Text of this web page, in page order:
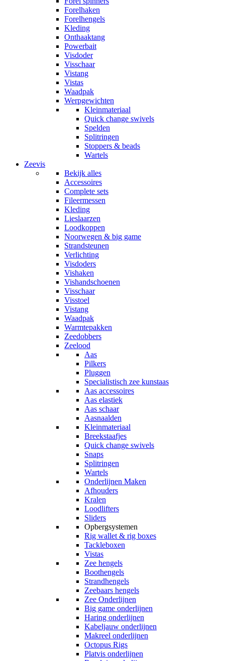
Forelhaken
Forelhengels
Kleding
Onthaaktang
Powerbait
Visdoder
Visschaar
Vistang
Vistas
Waadpak
Werpgewichten
Kleinmateriaal
Quick change swivels
Spelden
Splitringen
Stoppers & beads
Wartels
Zeevis
Bekijk alles
Accessoires
Complete sets
Fileermessen
Kleding
Lieslaarzen
Loodkoppen
Noorwegen & big game
Strandsteunen
Verlichting
Visdoders
Vishaken
Vishandschoenen
Visschaar
Visstoel
Vistang
Waadpak
Warmtepakken
Zeedobbers
Zeelood
Aas
Pilkers
Pluggen
Specialistisch zee kunstaas
Aas accessoires
Aas elastiek
Aas schaar
Aasnaalden
Kleinmateriaal
Breekstaafjes
Quick change swivels
Snaps
Splitringen
Wartels
Onderlijnen Maken
Afhouders
Kralen
Loodlifters
Sliders
Opbergsystemen
Rig wallet & rig boxes
Tackleboxen
Vistas
Zee hengels
Boothengels
Strandhengels
Zeebaars hengels
Zee Onderlijnen
Big game onderlijnen
Haring onderlijnen
Kabeljauw onderlijnen
Makreel onderlijnen
Octopus Rigs
Platvis onderlijnen